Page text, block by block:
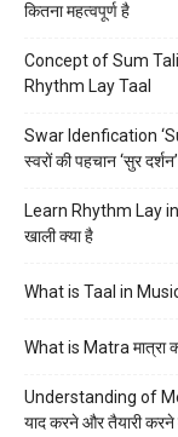
कितना महत्वपूर्ण है
Concept of Sum Tali
Rhythm Lay Taal
Swar Idenfication
स्वरों की पहचान ‘सुर दर्शन’
Learn Rhythm Lay
खाली क्या है
What is Taal in Music
What is Matra मात्रा
Understanding of
याद करने और तैयारी